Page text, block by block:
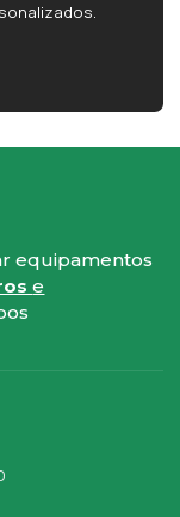
equipamentos
e